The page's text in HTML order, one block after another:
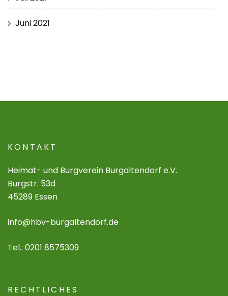
Juni 2021
KONTAKT
Heimat- und Burgverein Burgaltendorf e.V.
Burgstr. 53d
45289 Essen
info@hbv-burgaltendorf.de
Tel.: 0201 8575309
RECHTLICHES